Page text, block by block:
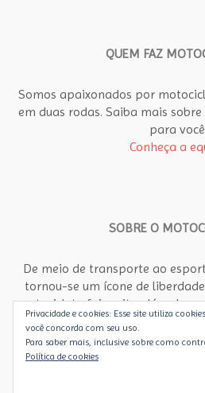
QUEM FAZ
Somos apaixonados por
em duas rodas. Saiba mais
para
Conheça a
SOBRE O
De meio de transporte ao
tornou-se um ícone de
motocicleta foi muito além da
rápida e econômica no meio
um olhar abrangente, diferente,
objeto de arte, paixão e estilo
apaixonados por motos e aos
Privacidade e cookies: Esse site utiliza
você concorda com seu uso.
Para saber mais, inclusive sobre como
Política de cookies